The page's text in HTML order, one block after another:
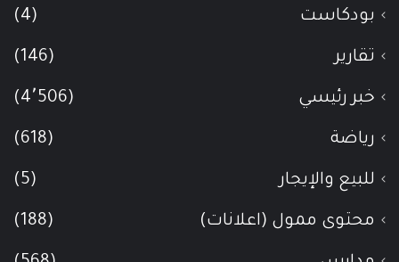
بودكاست (4)
تقارير (146)
خبر رئيسي (4٬506)
رياضة (618)
للبيع والإيجار (5)
محتوى ممول (اعلانات) (188)